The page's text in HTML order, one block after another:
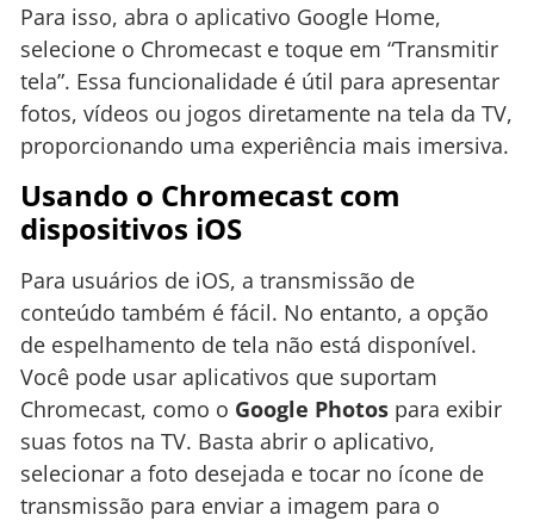
Para isso, abra o aplicativo Google Home,
selecione o Chromecast e toque em “Transmitir
tela”. Essa funcionalidade é útil para apresentar
fotos, vídeos ou jogos diretamente na tela da TV,
proporcionando uma experiência mais imersiva.
Usando o Chromecast com
dispositivos iOS
Para usuários de iOS, a transmissão de
conteúdo também é fácil. No entanto, a opção
de espelhamento de tela não está disponível.
Você pode usar aplicativos que suportam
Chromecast, como o Google Photos para exibir
suas fotos na TV. Basta abrir o aplicativo,
selecionar a foto desejada e tocar no ícone de
transmissão para enviar a imagem para o